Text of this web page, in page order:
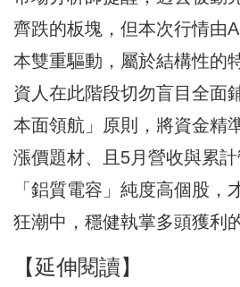
齊跌的板塊，但本次行情由
本雙重驅動，屬於結構性的
資人在此階段切勿盲目全面
本面領航」原則，將資金精
漲價題材、且5月營收與累
「鋁質電容」純度高個股，
狂潮中，穩健執掌多頭獲利
【延伸閱讀】